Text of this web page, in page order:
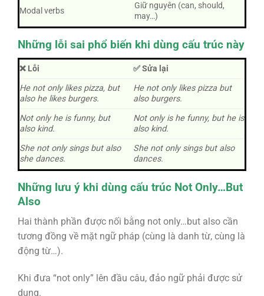
Modal verbs
Giữ nguyên (can, should,
may…)
Những lỗi sai phổ biến khi dùng cấu trúc này
❌ Lỗi
✅ Sửa lại
He not only likes pizza, but
also he likes burgers.
He not only likes pizza but
also burgers.
Not only he is funny, but
also kind.
Not only is he funny, but he is
also kind.
She not only sings but also
she dances.
She not only sings but also
dances.
Những lưu ý khi dùng cấu trúc Not Only…But
Also
Hai thành phần được nối bằng not only…but also cần
tương đồng về mặt ngữ pháp (cùng là danh từ, cùng là
động từ…).
Khi đưa “not only” lên đầu câu, đảo ngữ phải được sử
dụng.